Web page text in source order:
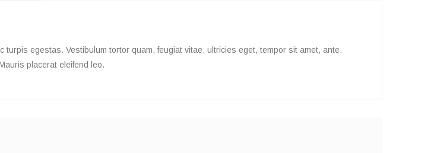
egestas. Vestibulum tortor quam, feugiat vitae, ultricies eget, tempor sit amet, ante.
placerat eleifend leo.